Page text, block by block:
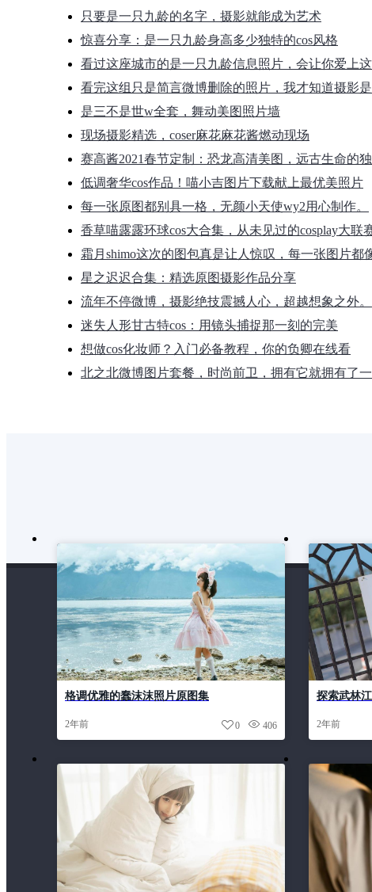
只要是一只九龄的名字，摄影就能成为艺术
惊喜分享：是一只九龄身高多少独特的cos风格
看过这座城市的是一只九龄信息照片，会让你爱上
看完这组只是简言微博删除的照片，我才知道摄影是
是三不是世w全套，舞动美图照片墙
现场摄影精选，coser麻花麻花酱燃动现场
赛高酱2021春节定制：恐龙高清美图，远古生命的独
低调奢华cos作品！喵小吉图片下载献上最优美照片
每一张原图都别具一格，无颜小天使wy2用心制作。
香草喵露露环球cos大合集，从未见过的cosplay大联
霜月shimo这次的图包真是让人惊叹，每一张图片都
星之迟迟合集：精选原图摄影作品分享
流年不停微博，摄影绝技震撼人心，超越想象之外。
迷失人形甘古特cos：用镜头捕捉那一刻的完美
想做cos化妆师？入门必备教程，你的负卿在线看
北之北微博图片套餐，时尚前卫，拥有它就拥有了
格调优雅的蠢沫沫照片原图集
2年前 406
0
探索武林
2年前